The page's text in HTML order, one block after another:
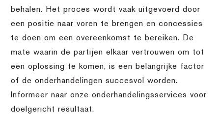
behalen. Het proces wordt vaak uitgevoerd door
een positie naar voren te brengen en concessies
te doen om een overeenkomst te bereiken. De
mate waarin de partijen elkaar vertrouwen om tot
een oplossing te komen, is een belangrijke factor
of de onderhandelingen succesvol worden.
Informeer naar onze onderhandelingsservices voor
doelgericht resultaat.